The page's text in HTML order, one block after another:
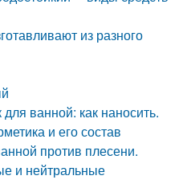
из разного
ванной: как наносить.
и его состав
против плесени.
и нейтральные